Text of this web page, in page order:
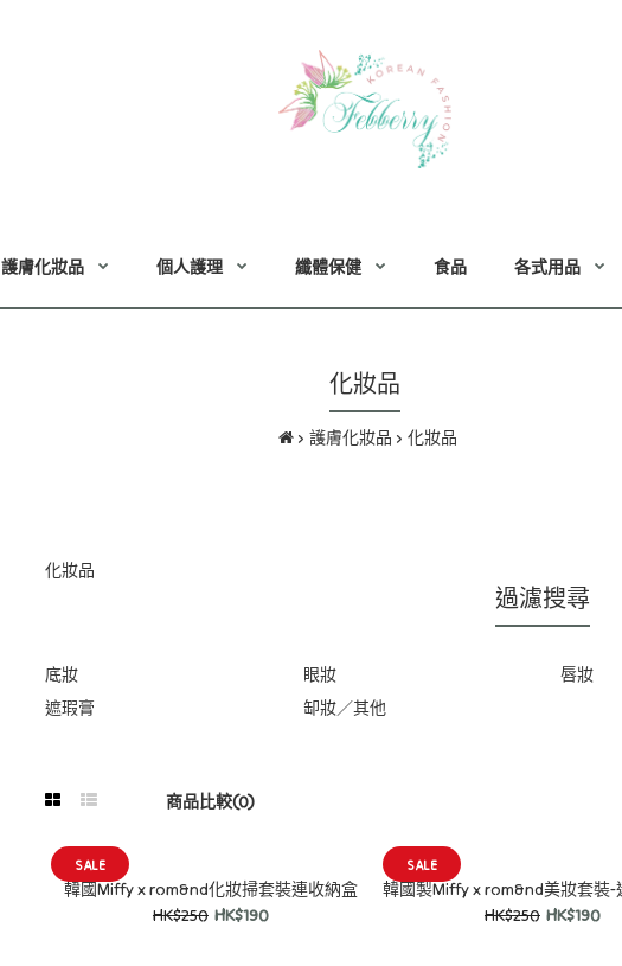
護膚化妝品 個人護理 纖體保健 食品 各式用品
化妝品
護膚化妝品 化妝品
化妝品
過濾搜尋
底妝 眼妝 唇妝
遮瑕膏
缷妝／其他
商品比較(0)
SALE
韓國Miffy x rom&nd化妝掃套
SALE
韓國Miffy x rom&nd化妝掃套裝連收納盒
HK$250 HK$190
SALE
HK$250 HK$190